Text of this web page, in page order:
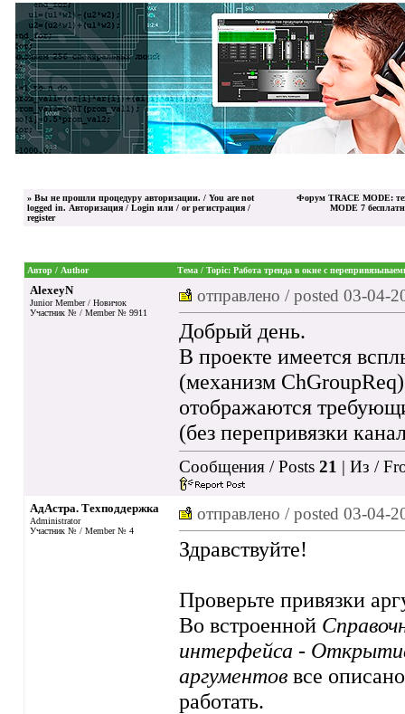
» Вы не прошли процедуру авторизации. / You are not
logged in. Авторизация / Login или / orрегистрация /
register
Форум TRACE MODE:
MODE 7
Автор / Author Тема / Topic: Работа тренда в окне с
AlexeyN
Junior Member / Новичок
Участник № / Member № 9911
отправлено / posted 03-04-
Добрый день.
В проекте имеется
(механизм
отображаются
(без перепривязки
Сообщения / Posts 21 | Из /
АдАстра. Техподдержка
Administrator
Участник № / Member № 4
отправлено / posted 03-04-
Здравствуйте!
Проверьте привязки
Во встроенной
интерфейса -
аргументоввсе
работать.